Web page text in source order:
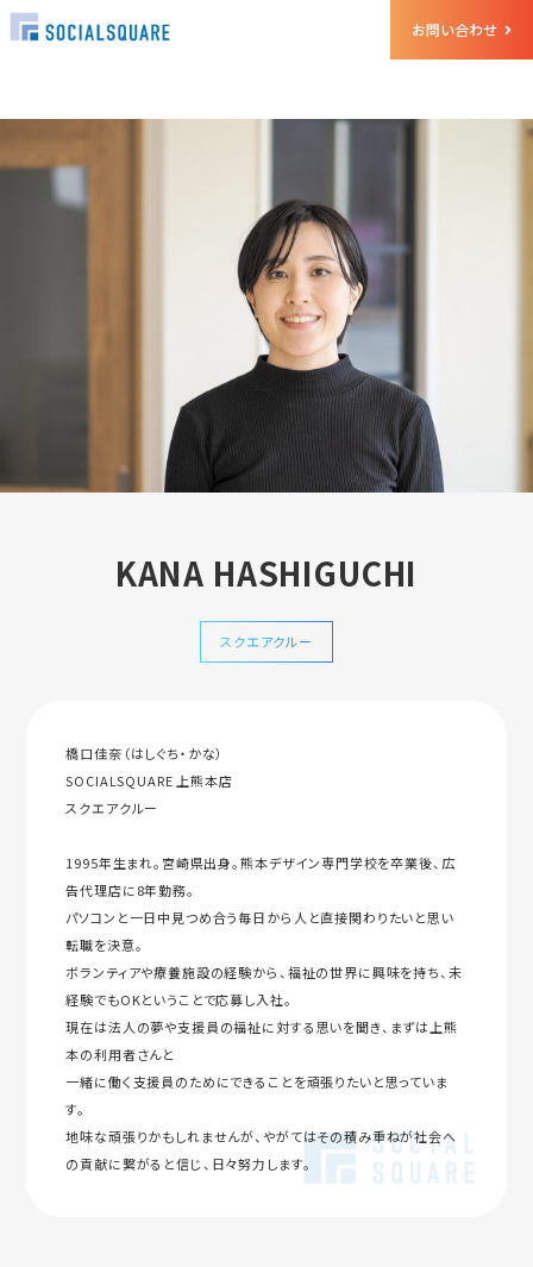
お問い合わせ
クルー 橋口 佳奈
KANA HASHIGUCHI
スクエアクルー
橋口佳奈（はしぐち・かな）
SOCIALSQUARE 上熊本店
スクエアクルー
1995年生まれ。宮崎県出身。熊本デザイン専門学校を卒業後、広
告代理店に8年勤務。
パソコンと一日中見つめ合う毎日から人と直接関わりたいと思い
転職を決意。
ボランティアや療養施設の経験から、福祉の世界に興味を持ち、未
経験でもOKということで応募し入社。
現在は法人の夢や支援員の福祉に対する思いを聞き、まずは上熊
本の利用者さんと
一緒に働く支援員のためにできることを頑張りたいと思っていま
す。
地味な頑張りかもしれませんが、やがてはその積み重ねが社会へ
の貢献に繋がると信じ、日々努力します。